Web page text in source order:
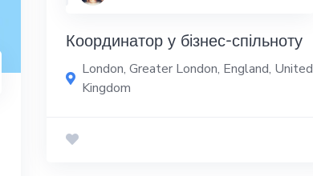
Координатор у бізнес-спільноту
London, Greater London, England, United
Kingdom